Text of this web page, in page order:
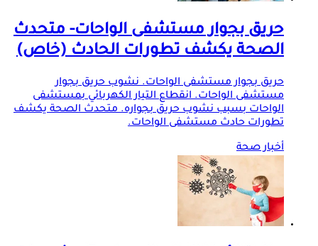
حريق بجوار مستشفى الواحات- متحدث
الصحة يكشف تطورات الحادث (خاص)
حريق بجوار مستشفى الواحات. نشوب حريق بجوار
مستشفى الواحات. انقطاع التيار الكهربائي بمستشفى
الواحات بسبب نشوب حريق بجواره. متحدث الصحة يكشف
تطورات حادث مستشفى الواحات.
أخبار صحة